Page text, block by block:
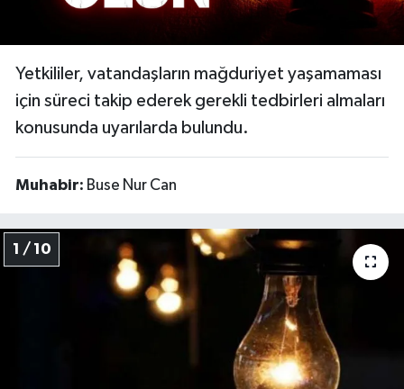
Yetkililer, vatandaşların mağduriyet yaşamaması
için süreci takip ederek gerekli tedbirleri almaları
konusunda uyarılarda bulundu.
Muhabir: Buse Nur Can
1 / 10